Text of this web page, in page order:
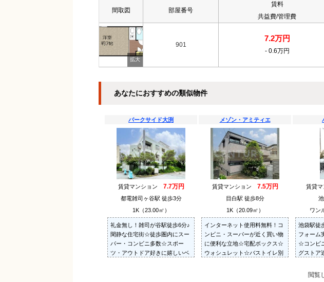
間取図 部屋番号
賃料
共益費/管理費
901
7.2万円
- 0.6万円
あなたにおすすめの類似物件
パークサイド大渕
賃貸マンション 7.7万円
都電雑司ヶ谷駅 徒歩3分
1K（23.00㎡）
礼金無し！雑司が谷駅徒歩6分♪
閑静な住宅街☆徒歩圏内にスー
パー・コンビニ多数☆スポー
ツ・アウトドア好きに嬉しいベ
メゾン・アミティエ
賃貸マンション 7.5万円
目白駅 徒歩8分
1K（20.09㎡）
インターネット使用料無料！コ
ンビニ・スーパーが近く買い物
に便利な立地☆宅配ボックス☆
ウォシュレット☆バストイレ別
賃貸
ワン
池袋駅徒
フォーム
☆コンビ
グストア
閲覧